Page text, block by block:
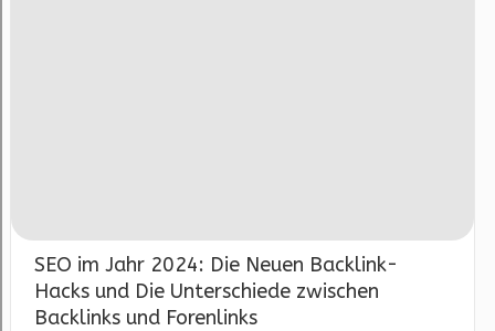
SEO im Jahr 2024: Die Neuen Backlink-
Hacks und Die Unterschiede zwischen
Backlinks und Forenlinks